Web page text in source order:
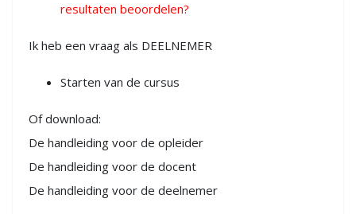
resultaten beoordelen?
Ik heb een vraag als DEELNEMER
Starten van de cursus
Of download:
De handleiding voor de opleider
De handleiding voor de docent
De handleiding voor de deelnemer